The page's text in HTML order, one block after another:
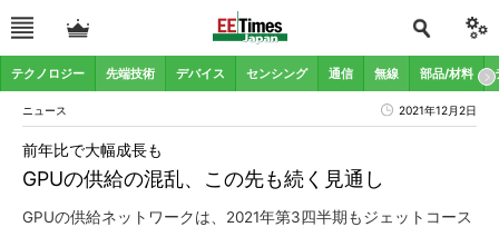
テクノロジー 先端技術 デバイス センシング 通信 無線 部品/材料
ニュース 2021年12月2日
GPUの供給の混乱、この先も続く見通し
前年比で大幅成長も
GPUの供給ネットワークは、2021年第3四半期もジェットコース